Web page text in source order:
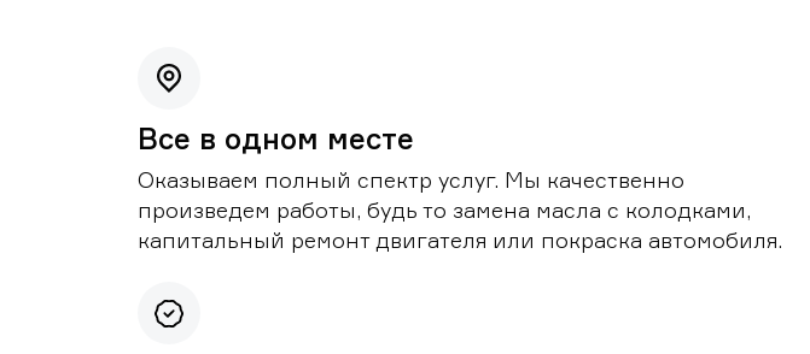
Все в одном месте
Оказываем полный спектр услуг. Мы качественно
произведем работы, будь то замена масла с колодками,
капитальный ремонт двигателя или покраска автомобиля.